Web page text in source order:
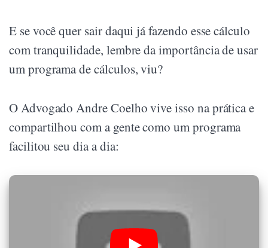
E se você quer sair daqui já fazendo esse cálculo
com tranquilidade, lembre da importância de usar
um programa de cálculos, viu?
O Advogado Andre Coelho vive isso na prática e
compartilhou com a gente como um programa
facilitou seu dia a dia: